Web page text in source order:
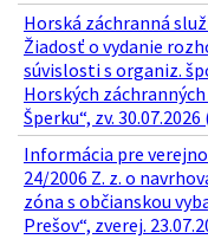
Horská záchranná
Žiadosť o vydanie
súvislosti s organiz.
Horských
Šperku“, zv.
Informácia pre
24/2006 Z. z. o
zóna s občianskou
Prešov“, zverej.